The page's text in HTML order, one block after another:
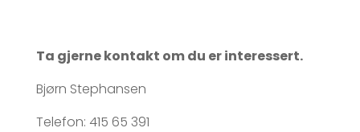
Ta gjerne kontakt om du er interessert.
Bjørn Stephansen
Telefon: 415 65 391